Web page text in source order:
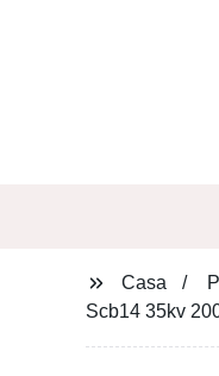
Casa
Scb14 35kv